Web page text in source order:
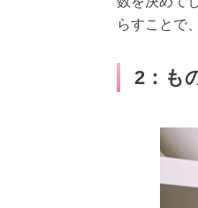
らすことで
2：も